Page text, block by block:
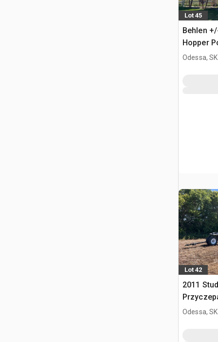
Lot 45
Behlen
Hopper
Odessa,
Lot 42
2011
Odessa,